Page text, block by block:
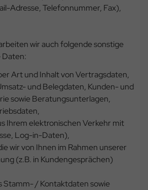
Adresse, Telefonnummer, Fax),
wir auch folgende sonstige
Daten:
Art und Inhalt von Vertragsdaten,
und Belegdaten, Kunden- und
sowie Beratungsunterlagen,
Ihrem elektronischen Verkehr mit
Log-in-Daten),
wir von Ihnen im Rahmen unserer
(z.B. in Kundengesprächen)
Stamm- / Kontaktdaten sowie